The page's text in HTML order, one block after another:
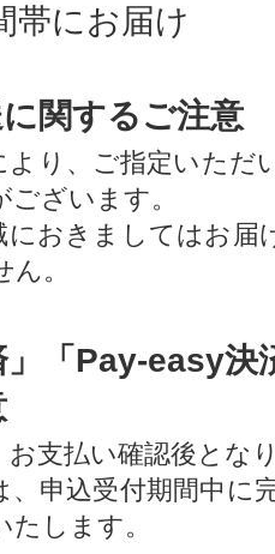
帯にお届け
関するご注意
り、ご指定いただ
ざいます。
おきましてはお届
。
」「Pay-easy決
支払い確認後とな
申込受付期間中に
します。